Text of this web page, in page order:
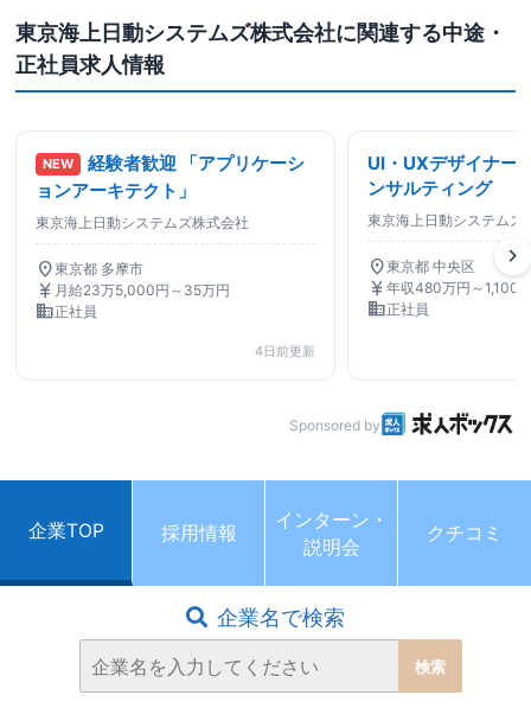
東京海上日動システムズ株式会社に関連する中途・
正社員求人情報
NEW
経験者歓迎 「アプリケーシ
ョンアーキテクト」
東京海上日動システムズ株式会社
location_on東京都 多摩市
currency_yen 月給23万5,000円～35万円
business正社員
4日前更新
UI・UXデザイナー
ンサルティング
東京海上日動システムズ
location_on東京都 中央区
currency_yen年収480万円～1,100
business正社員
chevron_right
Sponsored by
企業TOP 採用情報
インターン・
説明会
クチコミ
企業名で検索